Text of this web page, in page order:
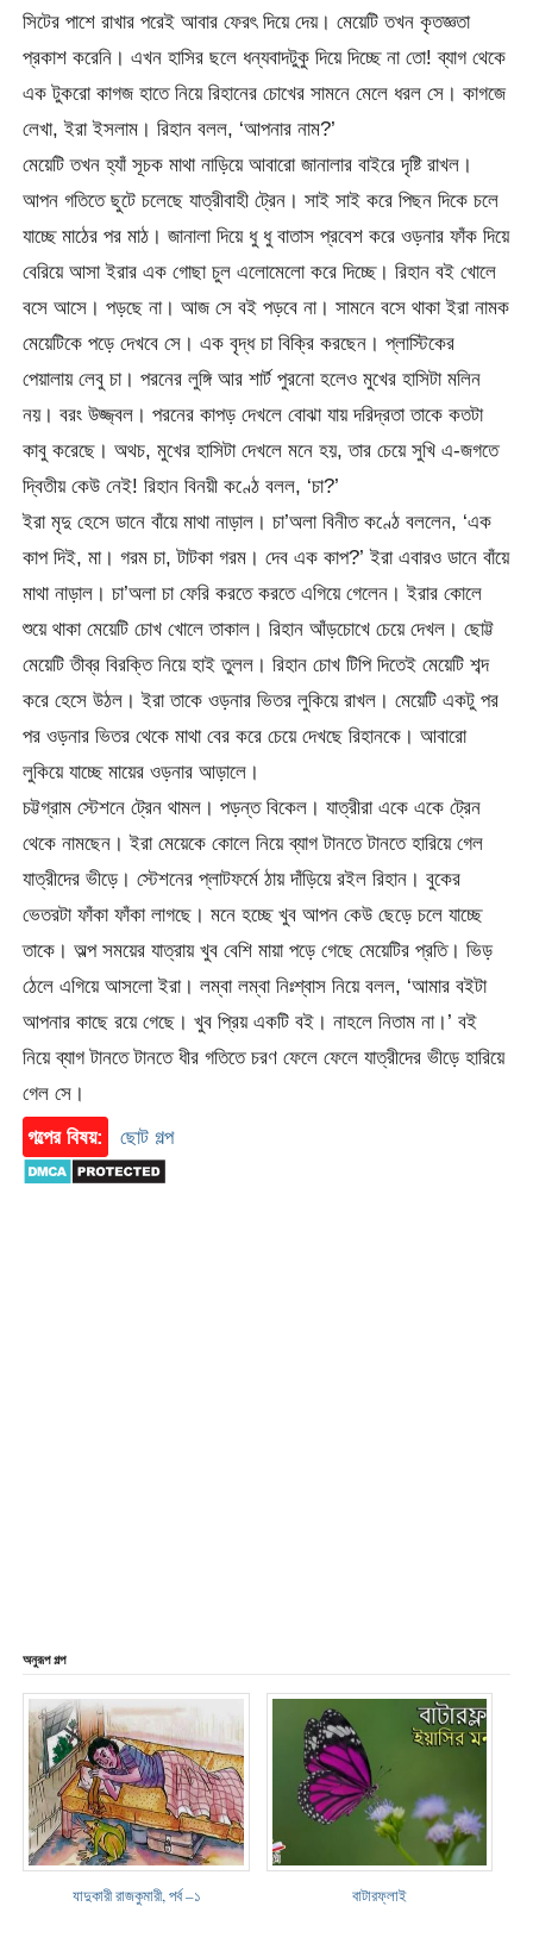
সিটের পাশে রাখার পরেই আবার ফেরৎ দিয়ে দেয়। মেয়েটি তখন কৃতজ্ঞতা
প্রকাশ করেনি। এখন হাসির ছলে ধন্যবাদটুকু দিয়ে দিচ্ছে না তো! ব্যাগ থেকে
এক টুকরো কাগজ হাতে নিয়ে রিহানের চোখের সামনে মেলে ধরল সে। কাগজে
লেখা, ইরা ইসলাম। রিহান বলল, ‘আপনার নাম?’
মেয়েটি তখন হ্যাঁ সূচক মাথা নাড়িয়ে আবারো জানালার বাইরে দৃষ্টি রাখল।
আপন গতিতে ছুটে চলেছে যাত্রীবাহী ট্রেন। সাই সাই করে পিছন দিকে চলে
যাচ্ছে মাঠের পর মাঠ। জানালা দিয়ে ধু ধু বাতাস প্রবেশ করে ওড়নার ফাঁক দিয়ে
বেরিয়ে আসা ইরার এক গোছা চুল এলোমেলো করে দিচ্ছে। রিহান বই খোলে
বসে আসে। পড়ছে না। আজ সে বই পড়বে না। সামনে বসে থাকা ইরা নামক
মেয়েটিকে পড়ে দেখবে সে। এক বৃদ্ধ চা বিক্রি করছেন। প্লাস্টিকের
পেয়ালায় লেবু চা। পরনের লুঙ্গি আর শার্ট পুরনো হলেও মুখের হাসিটা মলিন
নয়। বরং উজ্জ্বল। পরনের কাপড় দেখলে বোঝা যায় দরিদ্রতা তাকে কতটা
কাবু করেছে। অথচ, মুখের হাসিটা দেখলে মনে হয়, তার চেয়ে সুখি এ-জগতে
দ্বিতীয় কেউ নেই! রিহান বিনয়ী কণ্ঠে বলল, ‘চা?’
ইরা মৃদু হেসে ডানে বাঁয়ে মাথা নাড়াল। চা’অলা বিনীত কণ্ঠে বললেন, ‘এক
কাপ দিই, মা। গরম চা, টাটকা গরম। দেব এক কাপ?’ ইরা এবারও ডানে বাঁয়ে
মাথা নাড়াল। চা’অলা চা ফেরি করতে করতে এগিয়ে গেলেন। ইরার কোলে
শুয়ে থাকা মেয়েটি চোখ খোলে তাকাল। রিহান আঁড়চোখে চেয়ে দেখল। ছোট্ট
মেয়েটি তীব্র বিরক্তি নিয়ে হাই তুলল। রিহান চোখ টিপি দিতেই মেয়েটি শব্দ
করে হেসে উঠল। ইরা তাকে ওড়নার ভিতর লুকিয়ে রাখল। মেয়েটি একটু পর
পর ওড়নার ভিতর থেকে মাথা বের করে চেয়ে দেখছে রিহানকে। আবারো
লুকিয়ে যাচ্ছে মায়ের ওড়নার আড়ালে।
চট্টগ্রাম স্টেশনে ট্রেন থামল। পড়ন্ত বিকেল। যাত্রীরা একে একে ট্রেন
থেকে নামছেন। ইরা মেয়েকে কোলে নিয়ে ব্যাগ টানতে টানতে হারিয়ে গেল
যাত্রীদের ভীড়ে। স্টেশনের প্লাটফর্মে ঠায় দাঁড়িয়ে রইল রিহান। বুকের
ভেতরটা ফাঁকা ফাঁকা লাগছে। মনে হচ্ছে খুব আপন কেউ ছেড়ে চলে যাচ্ছে
তাকে। অল্প সময়ের যাত্রায় খুব বেশি মায়া পড়ে গেছে মেয়েটির প্রতি। ভিড়
ঠেলে এগিয়ে আসলো ইরা। লম্বা লম্বা নিঃশ্বাস নিয়ে বলল, ‘আমার বইটা
আপনার কাছে রয়ে গেছে। খুব প্রিয় একটি বই। নাহলে নিতাম না।’ বই
নিয়ে ব্যাগ টানতে টানতে ধীর গতিতে চরণ ফেলে ফেলে যাত্রীদের ভীড়ে হারিয়ে
গেল সে।
গল্পের বিষয়:
ছোট গল্প
অনুরূপ গল্প
যাদুকারী রাজকুমারী, পর্ব –১ বাটারফ্লাই